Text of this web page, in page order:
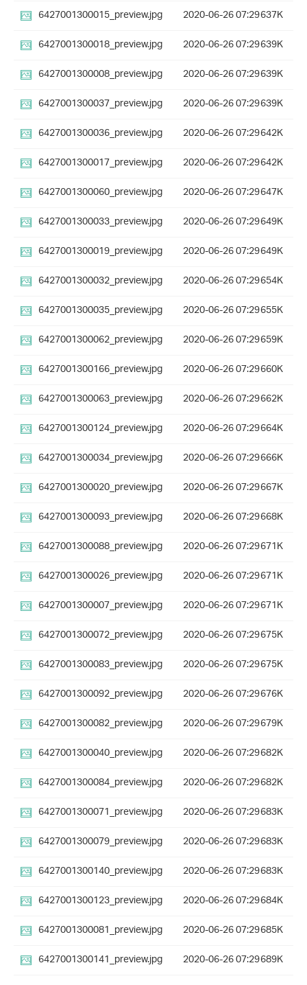
6427001300015_preview.jpg
2020-06-26 07:29637K
6427001300018_preview.jpg
2020-06-26 07:29639K
6427001300008_preview.jpg
2020-06-26 07:29639K
6427001300037_preview.jpg
2020-06-26 07:29639K
6427001300036_preview.jpg
2020-06-26 07:29642K
6427001300017_preview.jpg
2020-06-26 07:29642K
6427001300060_preview.jpg
2020-06-26 07:29647K
6427001300033_preview.jpg
2020-06-26 07:29649K
6427001300019_preview.jpg
2020-06-26 07:29649K
6427001300032_preview.jpg
2020-06-26 07:29654K
6427001300035_preview.jpg
2020-06-26 07:29655K
6427001300062_preview.jpg
2020-06-26 07:29659K
6427001300166_preview.jpg
2020-06-26 07:29660K
6427001300063_preview.jpg
2020-06-26 07:29662K
6427001300124_preview.jpg
2020-06-26 07:29664K
6427001300034_preview.jpg
2020-06-26 07:29666K
6427001300020_preview.jpg
2020-06-26 07:29667K
6427001300093_preview.jpg
2020-06-26 07:29668K
6427001300088_preview.jpg
2020-06-26 07:29671K
6427001300026_preview.jpg
2020-06-26 07:29671K
6427001300007_preview.jpg
2020-06-26 07:29671K
6427001300072_preview.jpg
2020-06-26 07:29675K
6427001300083_preview.jpg
2020-06-26 07:29675K
6427001300092_preview.jpg
2020-06-26 07:29676K
6427001300082_preview.jpg
2020-06-26 07:29679K
6427001300040_preview.jpg
2020-06-26 07:29682K
6427001300084_preview.jpg
2020-06-26 07:29682K
6427001300071_preview.jpg
2020-06-26 07:29683K
6427001300079_preview.jpg
2020-06-26 07:29683K
6427001300140_preview.jpg
2020-06-26 07:29683K
6427001300123_preview.jpg
2020-06-26 07:29684K
6427001300081_preview.jpg
2020-06-26 07:29685K
6427001300141_preview.jpg
2020-06-26 07:29689K